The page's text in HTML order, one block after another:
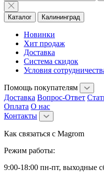
Каталог Калининград
Новинки
Хит продаж
Доставка
Система скидок
Условия
Помощь покупателям
Доставка Вопрос-Ответ
Оплата О нас
Контакты
Как связаться с Magrom
Режим работы:
9:00-18:00 пн-пт, выходные